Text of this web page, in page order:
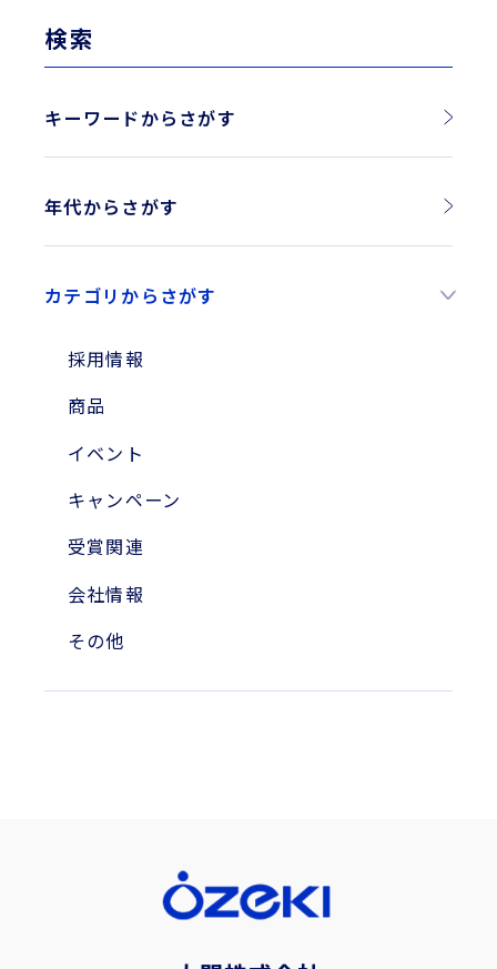
検索
キーワードからさがす
年代からさがす
2025年
2024年
2023年
2010年
2004年
カテゴリからさがす
採用情報
商品
イベント
キャンペーン
受賞関連
会社情報
その他